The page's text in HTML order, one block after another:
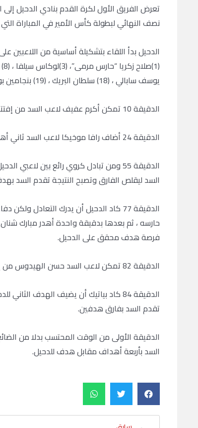
تعرض الفريق الأول لكرة القدم بنادي الدحيل
نصف النهائي لبطولة كأس الأمير في المباراة
الدحيل بدأ اللقاء بتشكيلة أساسية من اللاعبين
يوسف سابالي ، (18) سلطان البريك ، (19) بنجامين بوريجو ، (22) إبراهيم بامبا ، (34) بوباكاري سوماري.
الدقيقة 10 تمكن أكرم عفيف لاعب السد من إفتتاح نتيجة المباراة وإدراك هدف التقدم لصالح فريقه.
الدقيقة 24 أضاف رافا موخيكا لاعب السد ثاني أهداف فريقه ليتقدم السد بهدفين دون رد للدحيل.
الدقيقة 55 ومن تبادل كروي رائع بين
السد ليقلص الفارق وتصبح النتيجة تقدم السد
الدقيقة 77 كاد الدحيل أن يدرك
حارسه ، ثم بعدها بدقيقة واحدة أهدر مبارك
فرصة هدف محقق على الدحيل.
الدقيقة 82 تمكن لاعب السد حسن الهيدوس من إدراك الهدف الثالث لصالح السد لتصبح النتيجة تقدم السد 3-1.
الدقيقة 84 كاد بياتيك أن يضيف الهدف
تقدم السد بفارق هدفين.
الدقيقة الأولى من الوقت المحتسب بدلا من
السد بأربعة أهداف مقابل هدف للدحيل.